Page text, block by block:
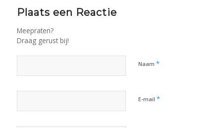
Plaats een Reactie
Meepraten?
Draag gerust bij!
Naam *
E-mail *